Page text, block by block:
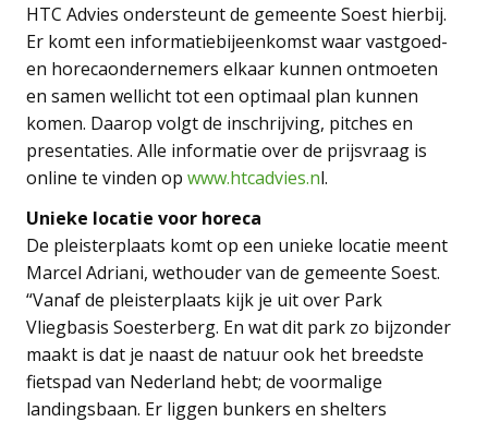
HTC Advies ondersteunt de gemeente Soest hierbij.
Er komt een informatiebijeenkomst waar vastgoed-
en horecaondernemers elkaar kunnen ontmoeten
en samen wellicht tot een optimaal plan kunnen
komen. Daarop volgt de inschrijving, pitches en
presentaties. Alle informatie over de prijsvraag is
online te vinden op www.htcadvies.nl.
Unieke locatie voor horeca
De pleisterplaats komt op een unieke locatie meent
Marcel Adriani, wethouder van de gemeente Soest.
“Vanaf de pleisterplaats kijk je uit over Park
Vliegbasis Soesterberg. En wat dit park zo bijzonder
maakt is dat je naast de natuur ook het breedste
fietspad van Nederland hebt; de voormalige
landingsbaan. Er liggen bunkers en shelters